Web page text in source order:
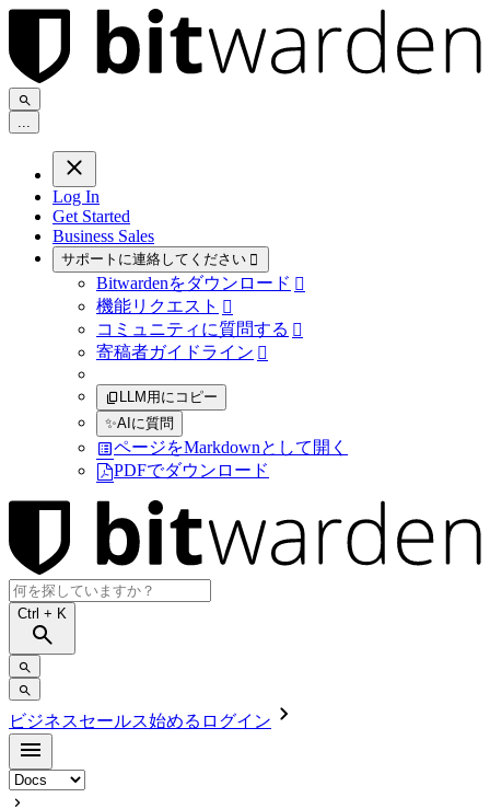
...
Log In
Get Started
Business Sales
サポートに連絡してください 
Bitwardenをダウンロード 
機能リクエスト 
コミュニティに質問する 
寄稿者ガイドライン 
LLM用にコピー
✨AIに質問
ページをMarkdownとして開く
PDFでダウンロード
Ctrl + K
ビジネスセールス始める ログイン